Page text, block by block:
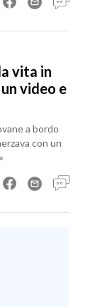
vita in
video e
a bordo
con un